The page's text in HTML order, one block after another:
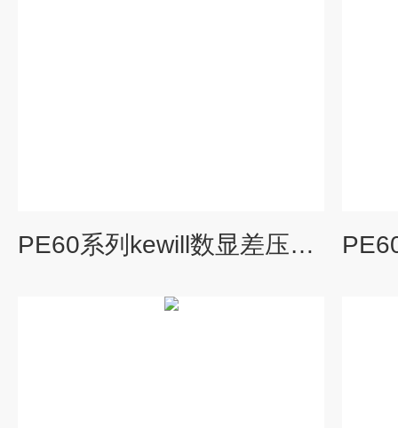
PE60系列kewill数显差压变送器工业行业差压传感器